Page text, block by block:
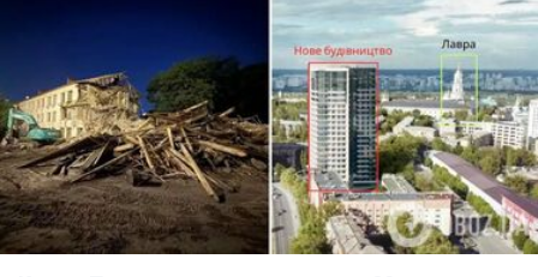
Киево-Печерскую лавру закроют 80-метровым
"монстром"? Почему киевские власти
отказались остановить строительство
небоскреба "московского верующего"
Какая реакция Кличко на петицию по отмене строительства
37 хвилин тому 2,2 т.
Российская армия совершила массированную